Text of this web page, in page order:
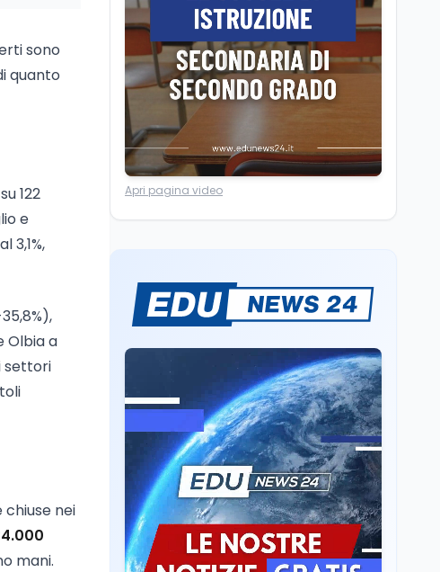
sono
quanto
122
e
3,1%,
Olbia a
settori
nei
mani.
Time: ads invisibili solo
per i chatbot AI
Mondo8 ago
A Nonthaburi il killer
Lavoro8 ago
Riforma del calcio, si
Mario Occhiuto
L'8 agosto è la Giornata
europea in memoria
Istituita dal Parlamento
di Strasburgo in ricordo
dei minatori morti a
Marcinelle nel 1956
Università8 ago
Università statali, il
Fondo ordinario 2026
sale a 9,415 miliardi, c'è
la firma della ministra
Bernini sul decreto
Tecnologia8 ago
Il cloaking selettivo di
Time: ads invisibili solo
per i chatbot AI
Apri pagina video